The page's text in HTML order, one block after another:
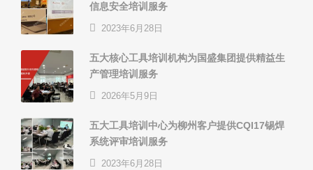
信息安全培训服务
2023年6月28日
五大核心工具培训机构为国盛集团提供精益生
产管理培训服务
2026年5月9日
五大工具培训中心为柳州客户提供CQI17锡焊
系统评审培训服务
2023年6月28日